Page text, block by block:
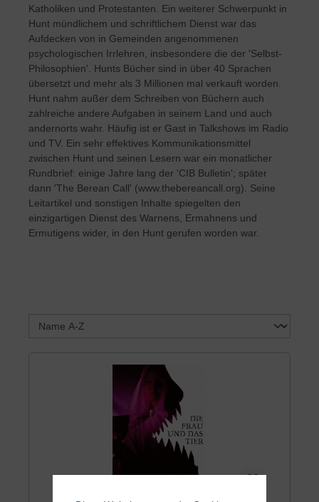
Katholiken und Protestanten. Ein weiterer Schwerpunkt in
Hunt mündlichem und schriftlichem Dienst war das
Aufdecken von in Gemeinden angenommenen
psychologischen Irrlehren, insbesondere die der 'Selbst-
Philosophien'. Hunts Bücher sind in über 40 Sprachen
übersetzt und mehr als 3 Millionen mal verkauft worden.
Hunt nahm außer dem Schreiben von Büchern auch
zahlreiche andere Aufgaben in seinem Land und auch
andernorts wahr. Häufig ist er Gast in Talkshows im Radio
und TV. Ein sehr effektives Kommunikationsmittel
zwischen Hunt und seinen Lesern war ein monatlicher
Rundbrief: einige Jahre lang der 'CIB Bulletin'; später
dann 'The Berean Call' (www.thebereancall.org). Seine
Leitartikel und sonstigen Inhalte spiegelten den
einzigartigen Dienst des Warnens, Ermahnens und
Ermutigens wider, in den Hunt gerufen worden war.